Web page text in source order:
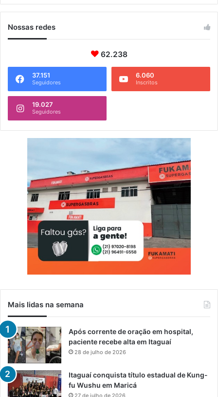
Nossas redes
62.238
37.151
Seguidores
6.060
Inscritos
19.027
Seguidores
Mais lidas na semana
Após corrente de oração em hospital,
paciente recebe alta em Itaguaí
28 de julho de 2026
Itaguaí conquista título estadual de Kung-
fu Wushu em Maricá
27 de julho de 2026